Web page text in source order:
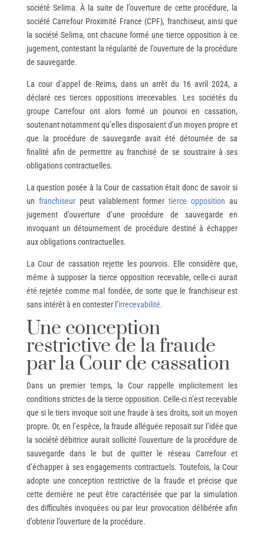
société Selima. À la suite de l’ouverture de cette procédure, la
société Carrefour Proximité France (CPF), franchiseur, ainsi que
la société Selima, ont chacune formé une tierce opposition à ce
jugement, contestant la régularité de l’ouverture de la procédure
de sauvegarde.
La cour d’appel de Reims, dans un arrêt du 16 avril 2024, a
déclaré ces tierces oppositions irrecevables. Les sociétés du
groupe Carrefour ont alors formé un pourvoi en cassation,
soutenant notamment qu’elles disposaient d’un moyen propre et
que la procédure de sauvegarde avait été détournée de sa
finalité afin de permettre au franchisé de se soustraire à ses
obligations contractuelles.
La question posée à la Cour de cassation était donc de savoir si
un franchiseurpeut valablement formertierce opposition au
jugement d’ouverture d’une procédure de sauvegarde en
invoquant un détournement de procédure destiné à échapper
aux obligations contractuelles.
La Cour de cassation rejette les pourvois. Elle considère que,
même à supposer la tierce opposition recevable, celle-ci aurait
été rejetée comme mal fondée, de sorte que le franchiseur est
sans intérêt à en contester l’irrecevabilité.
Une conception
restrictive de la fraude
par la Cour de cassation
Dans un premier temps, la Cour rappelle implicitement les
conditions strictes de la tierce opposition. Celle-ci n’est recevable
que si le tiers invoque soit une fraude à ses droits, soit un moyen
propre. Or, en l’espèce, la fraude alléguée reposait sur l’idée que
la société débitrice aurait sollicité l’ouverture de la procédure de
sauvegarde dans le but de quitter le réseau Carrefour et
d’échapper à ses engagements contractuels. Toutefois, la Cour
adopte une conception restrictive de la fraude et précise que
cette dernière ne peut être caractérisée que par la simulation
des difficultés invoquées ou par leur provocation délibérée afin
d’obtenir l’ouverture de la procédure.